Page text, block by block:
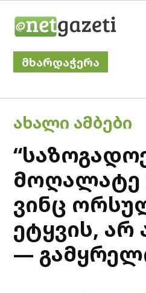
მხარდაჭერა
POSTED
IN
ᲐᲮᲐᲚᲘ ᲐᲛᲑᲔᲑᲘ
მოღალატე
ვინც
ეტყვის, არ
—